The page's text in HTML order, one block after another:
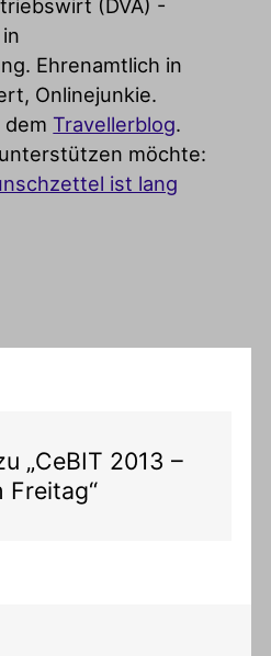
(DVA) -
Ehrenamtlich in
Onlinejunkie.
dem Travellerblog.
möchte:
ist lang
„CeBIT 2013 –
Freitag“